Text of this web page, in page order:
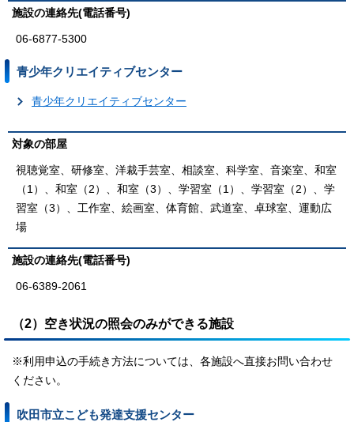
施設の連絡先(電話番号)
06-6877-5300
青少年クリエイティブセンター
青少年クリエイティブセンター
対象の部屋
視聴覚室、研修室、洋裁手芸室、相談室、科学室、音楽室、和室
（1）、和室（2）、和室（3）、学習室（1）、学習室（2）、学
習室（3）、工作室、絵画室、体育館、武道室、卓球室、運動広
場
施設の連絡先(電話番号)
06-6389-2061
（2）空き状況の照会のみができる施設
※利用申込の手続き方法については、各施設へ直接お問い合わせ
ください。
吹田市立こども発達支援センター